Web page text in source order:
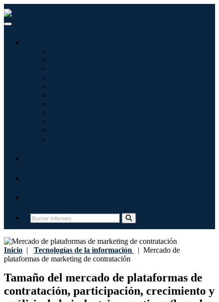
Inicio | Tecnologías de la información | Mercado de
plataformas de marketing de contratación
Tamaño del mercado de plataformas de
contratación, participación, crecimiento y